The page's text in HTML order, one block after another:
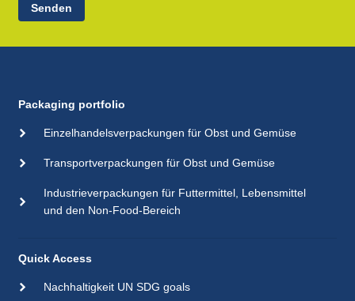
Senden
Packaging portfolio
Einzelhandelsverpackungen für Obst und Gemüse
Transportverpackungen für Obst und Gemüse
Industrieverpackungen für Futtermittel, Lebensmittel
und den Non-Food-Bereich
Quick Access
Nachhaltigkeit UN SDG goals